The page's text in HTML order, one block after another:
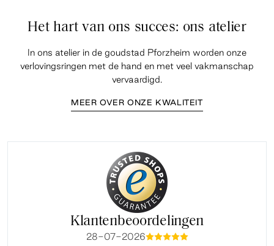
Het hart van ons succes: ons atelier
In ons atelier in de goudstad Pforzheim worden onze
verlovingsringen met de hand en met veel vakmanschap
vervaardigd.
MEER OVER ONZE KWALITEIT
Klantenbeoordelingen
28-07-2026mmmmm